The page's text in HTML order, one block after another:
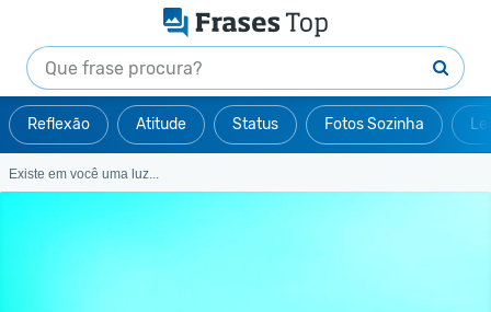
Reflexão Atitude Status Fotos Sozinha
Existe em você uma luz...